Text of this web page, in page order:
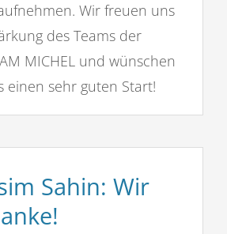
Wir freuen uns
des Teams der
AM MICHEL und wünschen
einen sehr guten Start!
Sahin: Wir